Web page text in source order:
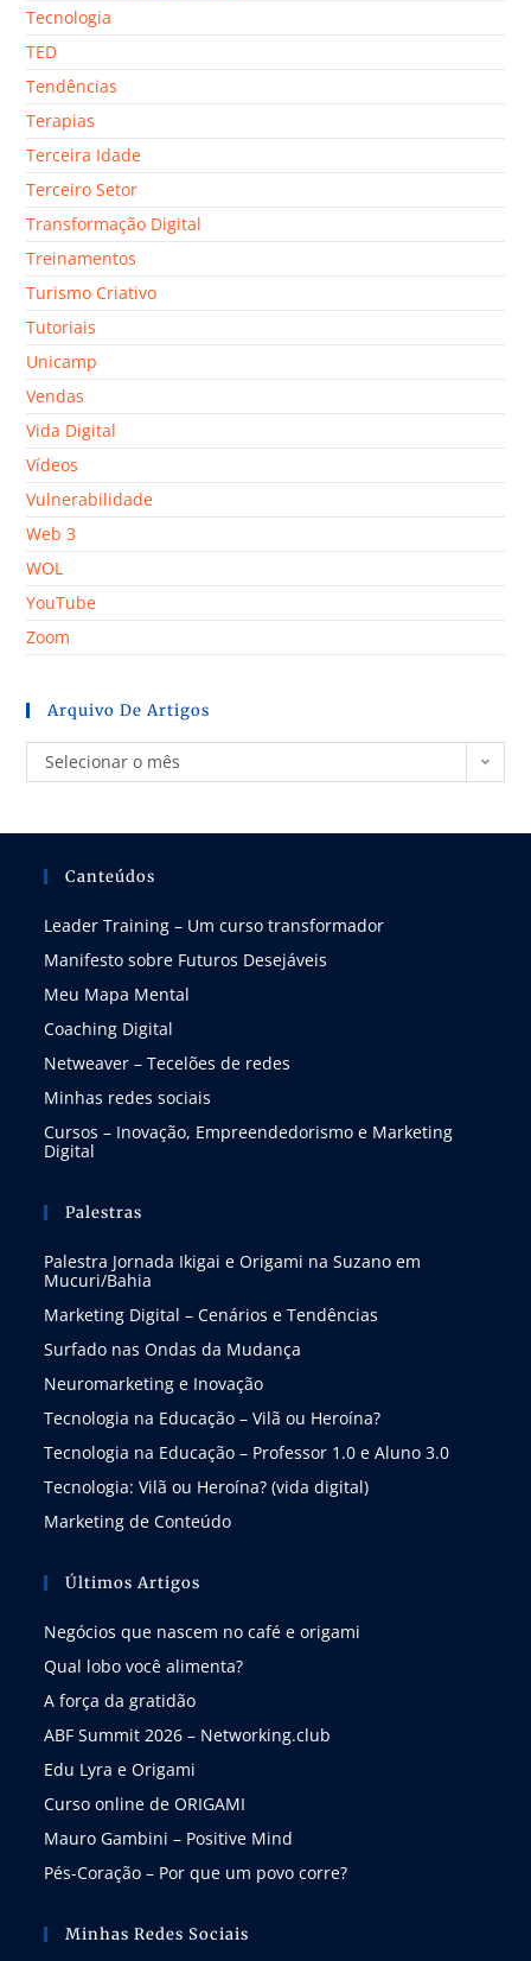
Tecnologia
TED
Tendências
Terapias
Terceira Idade
Terceiro Setor
Transformação Digital
Treinamentos
Turismo Criativo
Tutoriais
Unicamp
Vendas
Vida Digital
Vídeos
Vulnerabilidade
Web 3
WOL
YouTube
Zoom
Arquivo De Artigos
Selecionar o mês
Canteúdos
Leader Training – Um curso transformador
Manifesto sobre Futuros Desejáveis
Meu Mapa Mental
Coaching Digital
Netweaver – Tecelões de redes
Minhas redes sociais
Cursos – Inovação, Empreendedorismo e Marketing
Digital
Palestras
Palestra Jornada Ikigai e Origami na Suzano em
Mucuri/Bahia
Marketing Digital – Cenários e Tendências
Surfado nas Ondas da Mudança
Neuromarketing e Inovação
Tecnologia na Educação – Vilã ou Heroína?
Tecnologia na Educação – Professor 1.0 e Aluno 3.0
Tecnologia: Vilã ou Heroína? (vida digital)
Marketing de Conteúdo
Últimos Artigos
Negócios que nascem no café e origami
Qual lobo você alimenta?
A força da gratidão
ABF Summit 2026 – Networking.club
Edu Lyra e Origami
Curso online de ORIGAMI
Mauro Gambini – Positive Mind
Pés-Coração – Por que um povo corre?
Minhas Redes Sociais